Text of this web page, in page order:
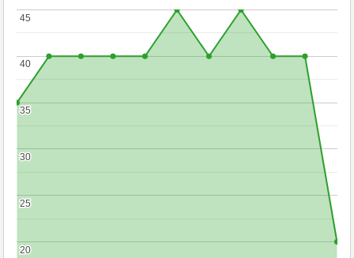
20
20
25
25
30
30
35
35
40
40
45
45